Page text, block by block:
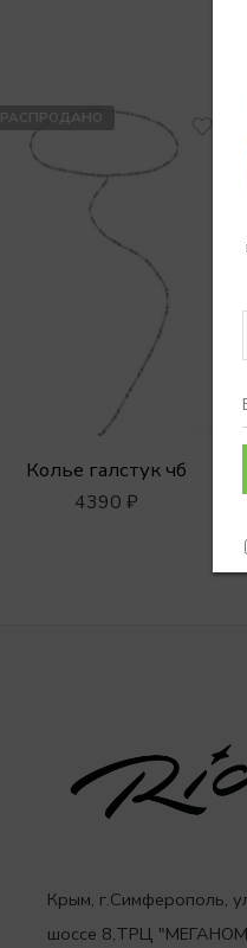
РАСПРОДАНО
Колье галстук чб
4390 ₽
Крым, г.Симферополь,
шоссе 8,ТРЦ